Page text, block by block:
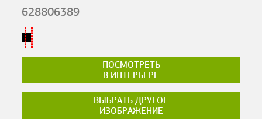
628806389
ПОСМОТРЕТЬ
В ИНТЕРЬЕРЕ
ВЫБРАТЬ ДРУГОЕ
ИЗОБРАЖЕНИЕ